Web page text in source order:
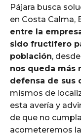
Pájara busca
en Costa Calma,
entre la
sido fructífero
población,
nos queda más
defensa de sus
mismos de
esta avería y
de que no
acometeremos